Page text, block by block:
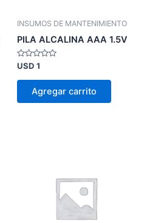
INSUMOS DE MANTENIMIENTO
PILA ALCALINA AAA 1.5V
Valorado
0
USD 1
Agregar carrito